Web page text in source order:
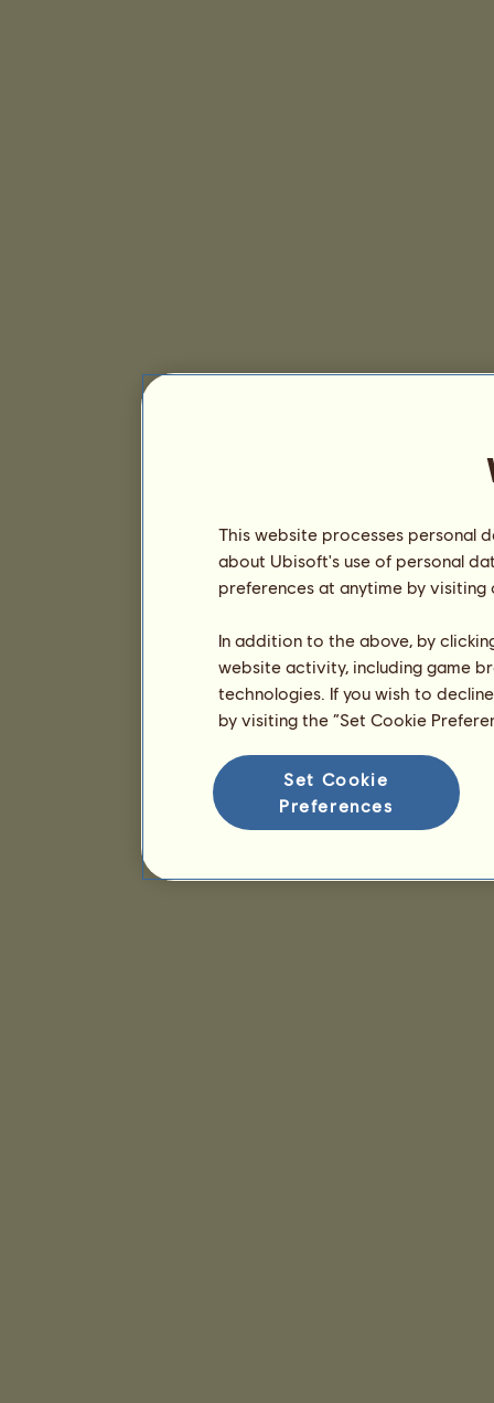
This website processes personal
about Ubisoft's use of personal
preferences at anytime by
In addition to the above, by
website activity, including game
technologies. If you wish to
by visiting the “Set Cookie
Set Cookie
Preferences